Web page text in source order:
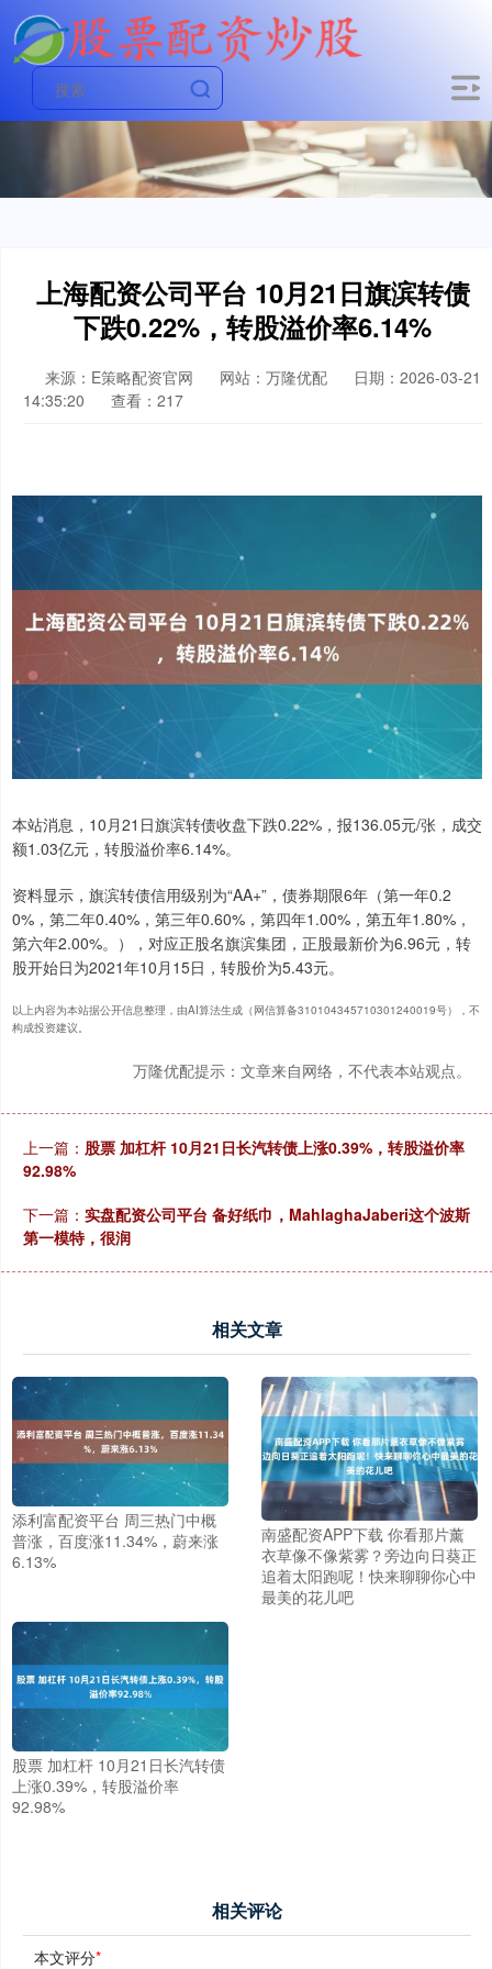
上海配资公司平台 10月21日旗滨转债
下跌0.22%，转股溢价率6.14%
来源：E策略配资官网 网站：万隆优配
日期：2026-03-21
14:35:20
查看：217
本站消息，10月21日旗滨转债收盘下跌0.22%，报136.05元/张，成交
额1.03亿元，转股溢价率6.14%。
资料显示，旗滨转债信用级别为“AA+”，债券期限6年（第一年0.2
0%，第二年0.40%，第三年0.60%，第四年1.00%，第五年1.80%，
第六年2.00%。），对应正股名旗滨集团，正股最新价为6.96元，转
股开始日为2021年10月15日，转股价为5.43元。
以上内容为本站据公开信息整理，由AI算法生成（网信算备310104345710301240019号），不
构成投资建议。
万隆优配提示：文章来自网络，不代表本站观点。
上一篇： 股票 加杠杆 10月21日长汽转债上涨0.39%，转股溢价率
92.98%
下一篇： 实盘配资公司平台 备好纸巾，MahlaghaJaberi这个波斯
第一模特，很润
相关文章
添利富配资平台 周三热门中概
普涨，百度涨11.34%，蔚来涨
6.13%
南盛配资APP下载 你看那片薰
衣草像不像紫雾？旁边向日葵正
追着太阳跑呢！快来聊聊你心中
最美的花儿吧
股票 加杠杆 10月21日长汽转债
上涨0.39%，转股溢价率
92.98%
相关评论
本文评分*